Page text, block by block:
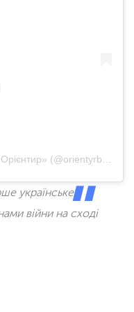
українське
війни на сході